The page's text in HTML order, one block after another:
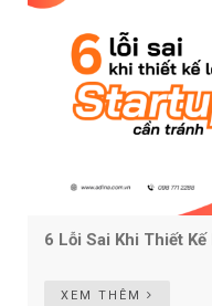
6 Lỗi Sai Khi Thiết
XEM THÊM